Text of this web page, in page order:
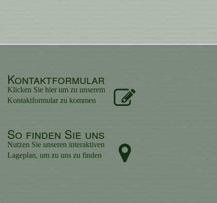
Kontaktformular
Klicken Sie hier um zu unserem
Kon­takt­for­mu­lar zu kommen
So finden Sie uns
Nutzen Sie unseren interaktiven
La­ge­plan, um zu uns zu finden